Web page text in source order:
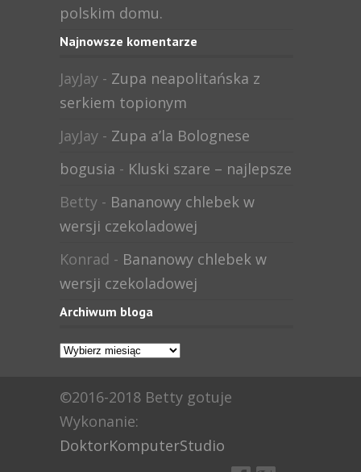
polskim domu.
Najnowsze komentarze
JayJay - Zupa neapolitańska z
serkiem topionym
JayJay - Zupa a’la Bolognese
bogusia - Kluski szare – najlepsze
Betty - Bananowy chlebek w
wersji czekoladowej
Konrad - Bananowy chlebek w
wersji czekoladowej
Archiwum bloga
Archiwum
©2016-2018 Betty gotuje
Wykonanie:
DoktorKomputerStudio